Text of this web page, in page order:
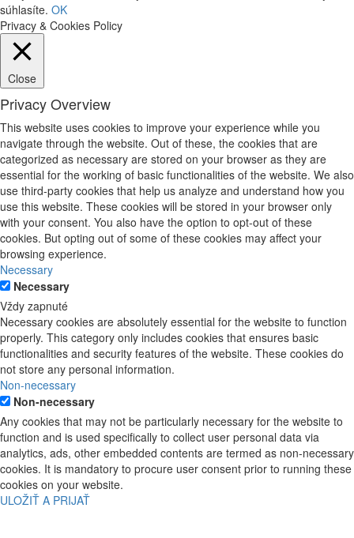
súhlasíte. OK
Privacy & Cookies Policy
Close
Privacy Overview
This website uses cookies to improve your experience while you
navigate through the website. Out of these, the cookies that are
categorized as necessary are stored on your browser as they are
essential for the working of basic functionalities of the website. We also
use third-party cookies that help us analyze and understand how you
use this website. These cookies will be stored in your browser only
with your consent. You also have the option to opt-out of these
cookies. But opting out of some of these cookies may affect your
browsing experience.
Necessary
Necessary
Vždy zapnuté
Necessary cookies are absolutely essential for the website to function
properly. This category only includes cookies that ensures basic
functionalities and security features of the website. These cookies do
not store any personal information.
Non-necessary
Non-necessary
Any cookies that may not be particularly necessary for the website to
function and is used specifically to collect user personal data via
analytics, ads, other embedded contents are termed as non-necessary
cookies. It is mandatory to procure user consent prior to running these
cookies on your website.
ULOŽIŤ A PRIJAŤ